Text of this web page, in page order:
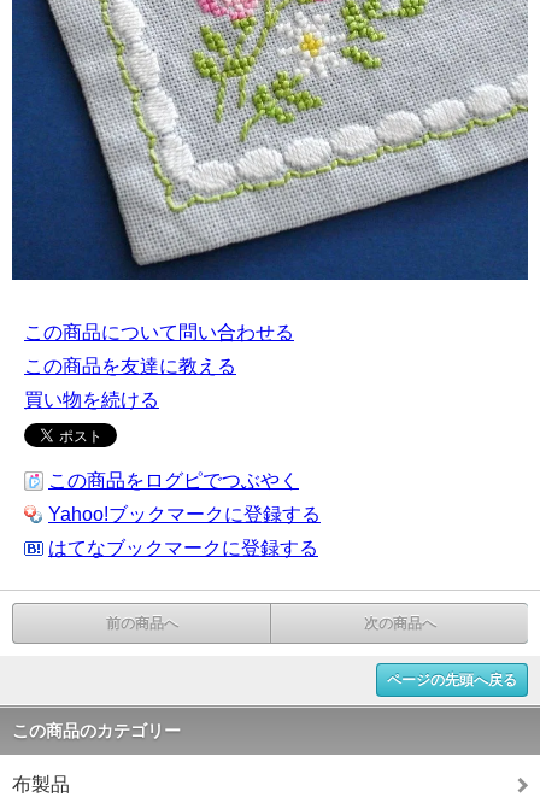
この商品について問い合わせる
この商品を友達に教える
買い物を続ける
この商品をログピでつぶやく
Yahoo!ブックマークに登録する
はてなブックマークに登録する
前の商品へ 次の商品へ
ページの先頭へ戻る
この商品のカテゴリー
布製品